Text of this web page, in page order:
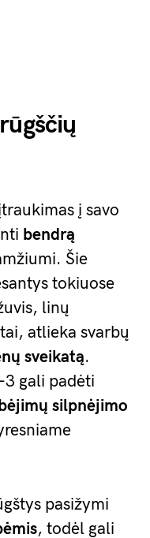
į savo
bendrą
Šie
tokiuose
linų
atlieka svarbų
sveikatą.
gali padėti
silpnėjimo
pasižymi
, todėl gali